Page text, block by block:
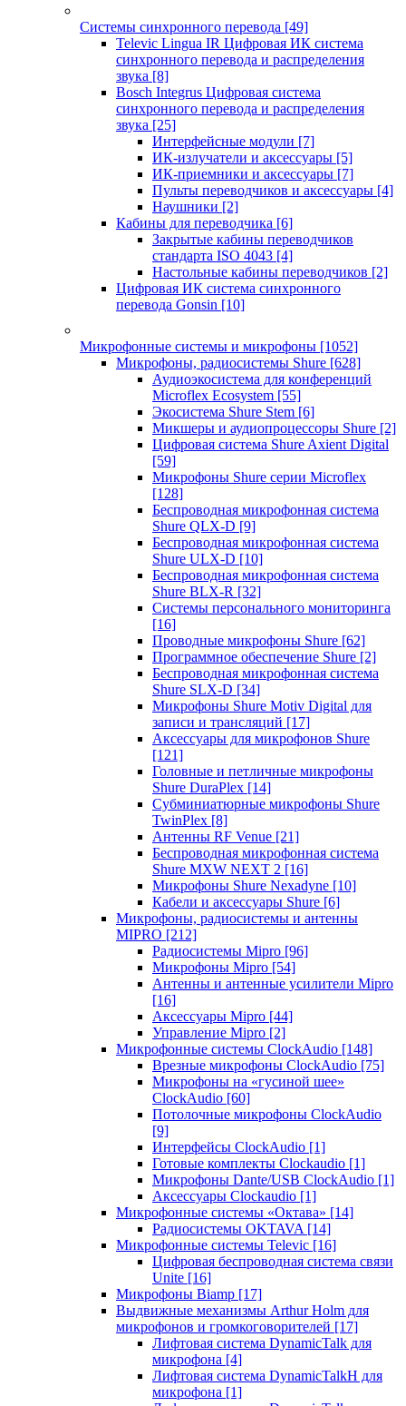
Системы синхронного перевода [49]
Televic Lingua IR Цифровая ИК система
синхронного перевода и распределения
звука [8]
Bosch Integrus Цифровая система
синхронного перевода и распределения
звука [25]
Интерфейсные модули [7]
ИК-излучатели и аксессуары [5]
ИК-приемники и аксессуары [7]
Пульты переводчиков и аксессуары [4]
Наушники [2]
Кабины для переводчика [6]
Закрытые кабины переводчиков
стандарта ISO 4043 [4]
Настольные кабины переводчиков [2]
Цифровая ИК система синхронного
перевода Gonsin [10]
Микрофонные системы и микрофоны [1052]
Микрофоны, радиосистемы Shure [628]
Аудиоэкосистема для конференций
Microflex Ecosystem [55]
Экосистема Shure Stem [6]
Микшеры и аудиопроцессоры Shure [2]
Цифровая система Shure Axient Digital
[59]
Микрофоны Shure серии Microflex
[128]
Беспроводная микрофонная система
Shure QLX-D [9]
Беспроводная микрофонная система
Shure ULX-D [10]
Беспроводная микрофонная система
Shure BLX-R [32]
Системы персонального мониторинга
[16]
Проводные микрофоны Shure [62]
Программное обеспечение Shure [2]
Беспроводная микрофонная система
Shure SLX-D [34]
Микрофоны Shure Motiv Digital для
записи и трансляций [17]
Аксессуары для микрофонов Shure
[121]
Головные и петличные микрофоны
Shure DuraPlex [14]
Субминиатюрные микрофоны Shure
TwinPlex [8]
Антенны RF Venue [21]
Беспроводная микрофонная система
Shure MXW NEXT 2 [16]
Микрофоны Shure Nexadyne [10]
Кабели и аксессуары Shure [6]
Микрофоны, радиосистемы и антенны
MIPRO [212]
Радиосистемы Mipro [96]
Микрофоны Mipro [54]
Антенны и антенные усилители Mipro
[16]
Аксессуары Mipro [44]
Управление Mipro [2]
Микрофонные системы ClockAudio [148]
Врезные микрофоны ClockAudio [75]
Микрофоны на «гусиной шее»
ClockAudio [60]
Потолочные микрофоны ClockAudio
[9]
Интерфейсы ClockAudio [1]
Готовые комплекты Clockaudio [1]
Микрофоны Dante/USB ClockAudio [1]
Аксессуары Clockaudio [1]
Микрофонные системы «Октава» [14]
Радиосистемы OKTAVA [14]
Микрофонные системы Televic [16]
Цифровая беспроводная система связи
Unite [16]
Микрофоны Biamp [17]
Выдвижные механизмы Arthur Holm для
микрофонов и громкоговорителей [17]
Лифтовая система DynamicTalk для
микрофона [4]
Лифтовая система DynamicTalkH для
микрофона [1]